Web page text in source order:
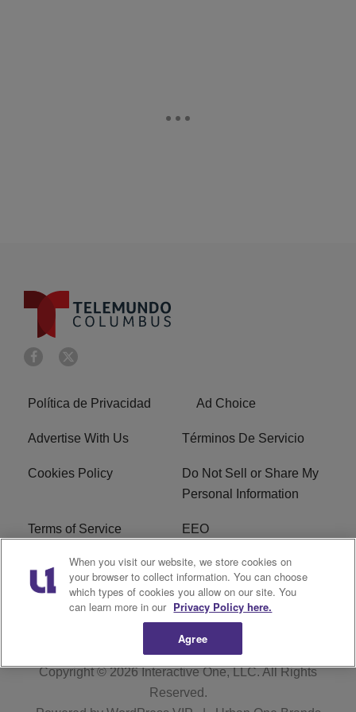
Política de Privacidad Ad Choice
Advertise With Us Términos De Servicio
Cookies Policy
Do Not Sell or Share My
Personal Information
Terms of Service EEO
Careers FCC Public File
R1 Digital
Copyright © 2026Interactive One, LLC. All Rights
Reserved.
When you visit our website, we store cookies on
your browser to collect information. You can choose
which types of cookies you allow on our site. You
can learn more in our Privacy Policy here.
Agree